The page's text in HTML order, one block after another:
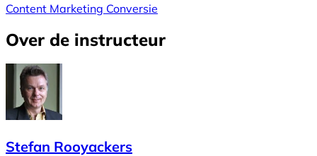
Content Marketing Conversie
Over de instructeur
Stefan Rooyackers